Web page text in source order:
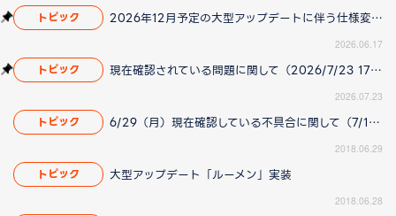
トピック 2026年12月予定の大型アップデートに伴う仕様変更のお知らせ
2026.06.17
トピック 現在確認されている問題に関して（2026/7/23 17:00更新）
2026.07.23
トピック 6/29（月）現在確認している不具合に関して（7/12 14:00更新）
2018.06.29
トピック 大型アップデート「ルーメン」実装
2018.06.28